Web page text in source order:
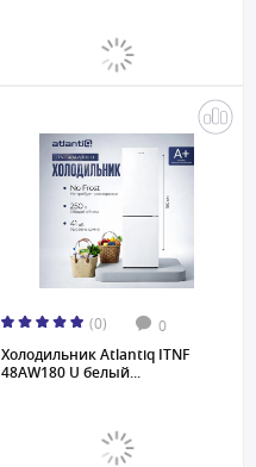
(0) 0
Холодильник Atlantiq ITNF
48AW180 U белый...